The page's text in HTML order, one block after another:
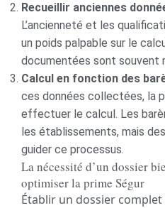
Recueillir anciennes
L’ancienneté et les
un poids palpable sur le
documentées sont souvent
Calcul en fonction des
ces données collectées, la
effectuer le calcul. Les
les établissements, mais
guider ce processus.
La nécessité d’un dossier
optimiser la prime Ségur
Établir un dossier